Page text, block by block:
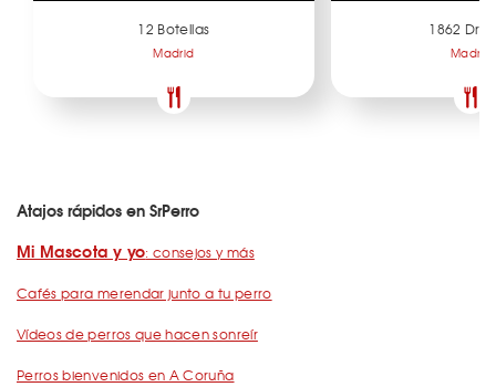
12 Botellas
Madrid
1862 Dry
Madrid
Atajos rápidos en SrPerro
Mi Mascota y yo: consejos y más
Cafés para merendar junto a tu perro
Vídeos de perros que hacen sonreír
Perros bienvenidos en A Coruña